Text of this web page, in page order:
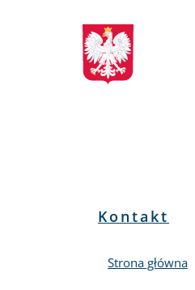
Biuletyn
Informacji
Publicznej
Menu
Kontakt
Strona główna